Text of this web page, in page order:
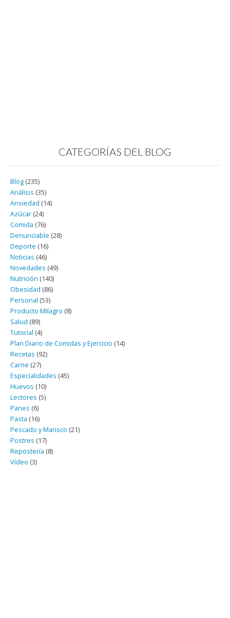
CATEGORÍAS DEL BLOG
Blog (235)
Análisis (35)
Ansiedad (14)
Azúcar (24)
Comida (76)
Denunciable (28)
Deporte (16)
Noticias (46)
Novedades (49)
Nutrición (140)
Obesidad (86)
Personal (53)
Producto Milagro (8)
Salud (89)
Tutorial (4)
Plan Diario de Comidas y Ejercicio (14)
Recetas (92)
Carne (27)
Especialidades (45)
Huevos (10)
Lectores (5)
Panes (6)
Pasta (16)
Pescado y Marisco (21)
Postres (17)
Repostería (8)
Vídeo (3)